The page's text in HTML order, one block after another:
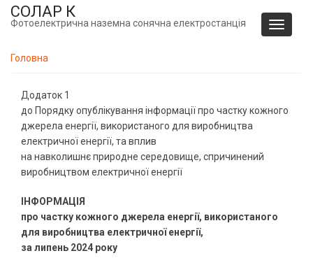
Перейти
до
вмісту
СОЛАР К
Фотоелектрична наземна сонячна електростанція
Toggle
Головна
Додаток 1
до Порядку опублікування інформації про частку кожного
джерела енергії, використаного для виробництва
електричної енергії, та вплив
на навколишнє природне середовище, спричинений
виробництвом електричної енергії
ІНФОРМАЦІЯ
про частку кожного джерела енергії, використаного
для виробництва електричної енергії,
за липень 2024 року